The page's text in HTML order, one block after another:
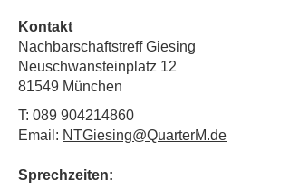
Kontakt
Nachbarschaftstreff Giesing
Neuschwansteinplatz 12
81549 München
T: 089 904214860
Email: NTGiesing@QuarterM.de
Sprechzeiten: